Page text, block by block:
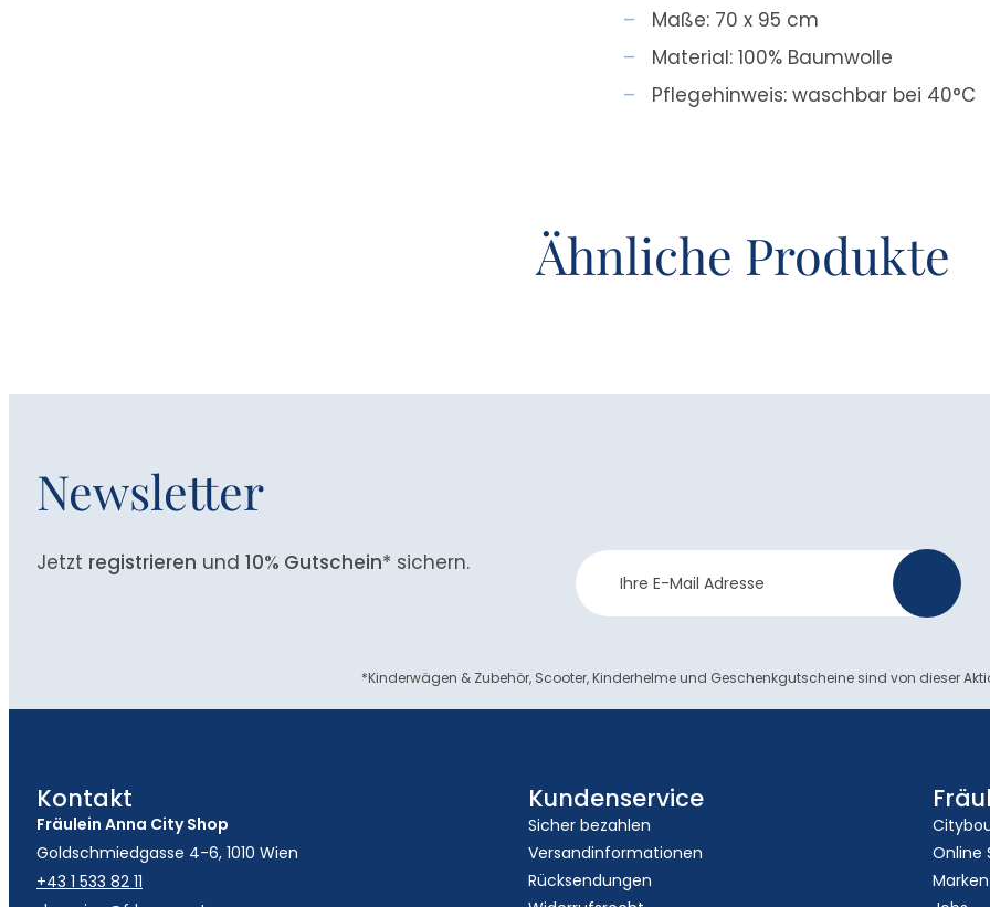
Maße: 70 x 95 cm
Material: 100% Baumwolle
Pflegehinweis: waschbar bei 40°C
Ähnliche Produkte
Newsletter
Jetzt registrieren und 10% Gutschein* sichern.
Newsletter
Anmeldung
*Kinderwägen & Zubehör, Scooter, Kinderhelme und Geschenkgutscheine sind von dieser
Kontakt
Fräulein Anna City Shop
Goldschmiedgasse 4-6, 1010 Wien
+43 1 533 82 11
Kundenservice
Sicher bezahlen
Versandinformationen
Rücksendungen
Online
Marken